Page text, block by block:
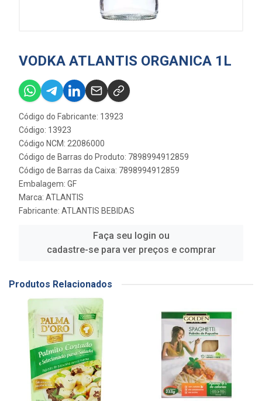
VODKA ATLANTIS ORGANICA 1L
Código do Fabricante: 13923
Código: 13923
Código NCM: 22086000
Código de Barras do Produto: 7898994912859
Código de Barras da Caixa: 7898994912859
Embalagem: GF
Marca: ATLANTIS
Fabricante: ATLANTIS BEBIDAS
Faça seu login ou
cadastre-se para ver preços e comprar
Produtos Relacionados